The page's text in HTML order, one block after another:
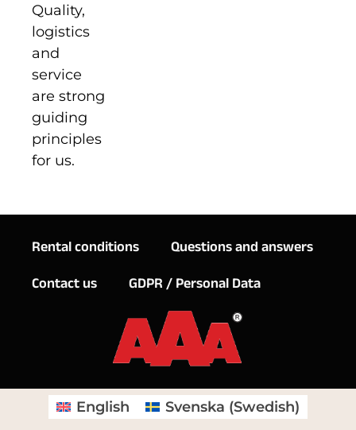
Quality,
logistics
and
service
are strong
guiding
principles
for us.
Rental conditions
Questions and answers
Contact us
GDPR / Personal Data
English Svenska (Swedish)